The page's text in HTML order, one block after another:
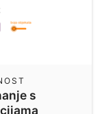
s